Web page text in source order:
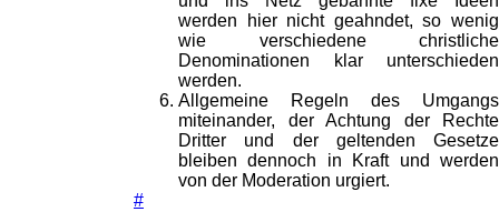
werden hier nicht geahndet, so wenig
wie verschiedene christliche
Denominationen klar unterschieden
werden.
Allgemeine Regeln des Umgangs
miteinander, der Achtung der Rechte
Dritter und der geltenden Gesetze
bleiben dennoch in Kraft und werden
von der Moderation urgiert.
#